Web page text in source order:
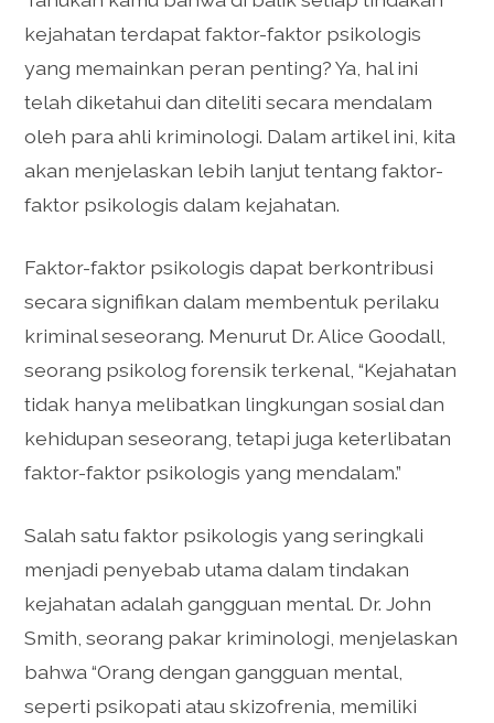
kejahatan terdapat faktor-faktor psikologis
yang memainkan peran penting? Ya, hal ini
telah diketahui dan diteliti secara mendalam
oleh para ahli kriminologi. Dalam artikel ini, kita
akan menjelaskan lebih lanjut tentang faktor-
faktor psikologis dalam kejahatan.
Faktor-faktor psikologis dapat berkontribusi
secara signifikan dalam membentuk perilaku
kriminal seseorang. Menurut Dr. Alice Goodall,
seorang psikolog forensik terkenal, “Kejahatan
tidak hanya melibatkan lingkungan sosial dan
kehidupan seseorang, tetapi juga keterlibatan
faktor-faktor psikologis yang mendalam.”
Salah satu faktor psikologis yang seringkali
menjadi penyebab utama dalam tindakan
kejahatan adalah gangguan mental. Dr. John
Smith, seorang pakar kriminologi, menjelaskan
bahwa “Orang dengan gangguan mental,
seperti psikopati atau skizofrenia, memiliki